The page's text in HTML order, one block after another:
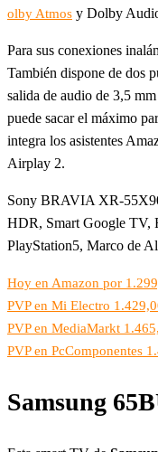
olby Atmos y Dolby
Para sus conexiones
También dispone de dos
salida de audio de 3,5
puede sacar el máximo
integra los asistentes
Airplay 2.
Sony BRAVIA XR-
HDR, Smart Google TV,
PlayStation5, Marco de
Hoy en Amazon por
PVP en Mi Electro
PVP en MediaMarkt
PVP en PcComponentes
Samsung